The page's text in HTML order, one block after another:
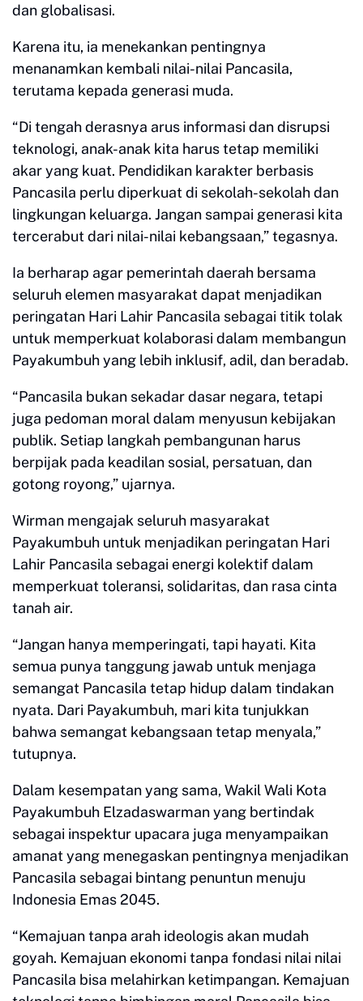
dan globalisasi.
Karena itu, ia menekankan pentingnya
menanamkan kembali nilai-nilai Pancasila,
terutama kepada generasi muda.
“Di tengah derasnya arus informasi dan disrupsi
teknologi, anak-anak kita harus tetap memiliki
akar yang kuat. Pendidikan karakter berbasis
Pancasila perlu diperkuat di sekolah-sekolah dan
lingkungan keluarga. Jangan sampai generasi kita
tercerabut dari nilai-nilai kebangsaan,” tegasnya.
Ia berharap agar pemerintah daerah bersama
seluruh elemen masyarakat dapat menjadikan
peringatan Hari Lahir Pancasila sebagai titik tolak
untuk memperkuat kolaborasi dalam membangun
Payakumbuh yang lebih inklusif, adil, dan beradab.
“Pancasila bukan sekadar dasar negara, tetapi
juga pedoman moral dalam menyusun kebijakan
publik. Setiap langkah pembangunan harus
berpijak pada keadilan sosial, persatuan, dan
gotong royong,” ujarnya.
Wirman mengajak seluruh masyarakat
Payakumbuh untuk menjadikan peringatan Hari
Lahir Pancasila sebagai energi kolektif dalam
memperkuat toleransi, solidaritas, dan rasa cinta
tanah air.
“Jangan hanya memperingati, tapi hayati. Kita
semua punya tanggung jawab untuk menjaga
semangat Pancasila tetap hidup dalam tindakan
nyata. Dari Payakumbuh, mari kita tunjukkan
bahwa semangat kebangsaan tetap menyala,”
tutupnya.
Dalam kesempatan yang sama, Wakil Wali Kota
Payakumbuh Elzadaswarman yang bertindak
sebagai inspektur upacara juga menyampaikan
amanat yang menegaskan pentingnya menjadikan
Pancasila sebagai bintang penuntun menuju
Indonesia Emas 2045.
“Kemajuan tanpa arah ideologis akan mudah
goyah. Kemajuan ekonomi tanpa fondasi nilai nilai
Pancasila bisa melahirkan ketimpangan. Kemajuan